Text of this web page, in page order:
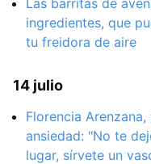
ingredientes, que
tu freidora de aire
14 julio
Florencia
ansiedad: "No te
lugar, sírvete un